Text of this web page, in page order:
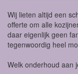
Wij lieten altijd een
offerte om alle
daar eigenlijk geen
tegenwoordig heel
Welk onderhoud aan